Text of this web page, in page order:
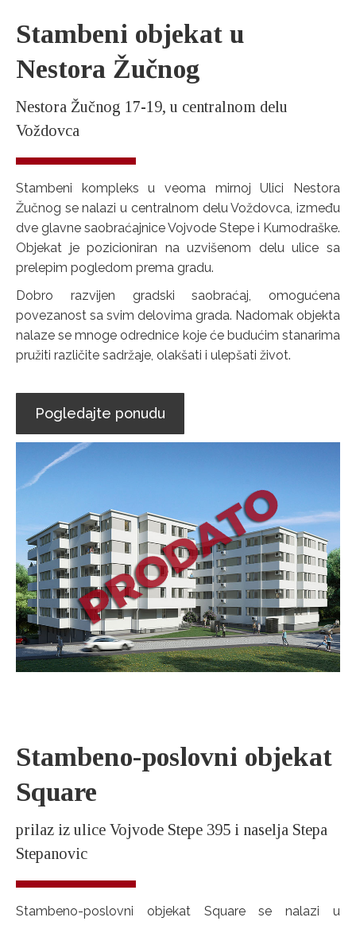
Stambeni objekat u
Nestora Žučnog
Nestora Žučnog 17-19, u centralnom delu
Voždovca
Stambeni kompleks u veoma mirnoj Ulici Nestora
Žučnog se nalazi u centralnom delu Voždovca, između
dve glavne saobraćajnice Vojvode Stepe i Kumodraške.
Objekat je pozicioniran na uzvišenom delu ulice sa
prelepim pogledom prema gradu.
Dobro razvijen gradski saobraćaj, omogućena
povezanost sa svim delovima grada. Nadomak objekta
nalaze se mnoge odrednice koje će budućim stanarima
pružiti različite sadržaje, olakšati i ulepšati život.
Pogledajte ponudu
Stambeno-poslovni objekat
Square
prilaz iz ulice Vojvode Stepe 395 i naselja Stepa
Stepanovic
Stambeno-poslovni objekat Square se nalazi u